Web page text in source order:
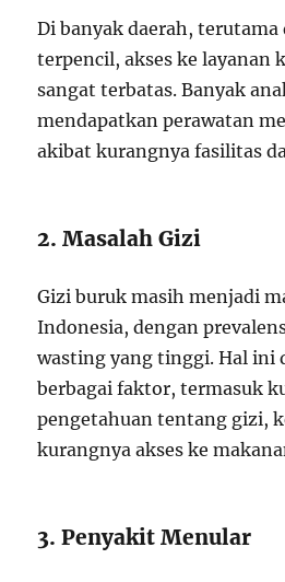
Di banyak daerah, terutama
terpencil, akses ke layanan
sangat terbatas. Banyak
mendapatkan perawatan
akibat kurangnya fasilitas
2. Masalah Gizi
Gizi buruk masih menjadi
Indonesia, dengan
wasting yang tinggi. Hal ini
berbagai faktor, termasuk
pengetahuan tentang gizi,
kurangnya akses ke
3. Penyakit Menular